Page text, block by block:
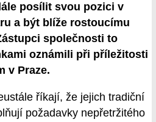
posílit svou pozici v
a být blíže rostoucímu
společnosti to
oznámili při příležitosti
v Praze.
říkají, že jejich tradiční
požadavky nepřetržitého